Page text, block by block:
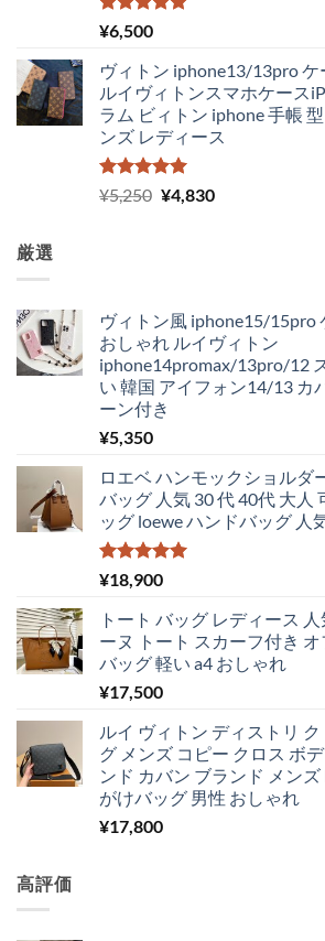
5段階中
5.00
¥6,500
ヴィトン iphone13/13pro ケ
ルイヴィトンスマホケース
ラム ビィトン iphone 手帳
ンズ レディース
5段階中
5.00
の評価
¥5,250 元
¥5,250
で
し
た。
¥4,830現
¥4,830
で
す。
厳選
ヴィトン風 iphone15/15pro
おしゃれ ルイヴィトン
iphone14promax/13pro/12
い 韓国 アイフォン14/13 カ
ーン付き
¥5,350
ロエベ ハンモックショルダ
バッグ 人気 30 代 40代 大人
ッグ loewe ハンドバッグ 人
5段階中
5.00の評価
¥18,900
トート バッグ レディース
ーヌ トート スカーフ付き
バッグ 軽い a4 おしゃれ
¥17,500
ルイ ヴィトン ディストリ
グ メンズ コピー クロス ボ
ンド カバン ブランド メン
がけバッグ 男性 おしゃれ
¥17,800
高評価